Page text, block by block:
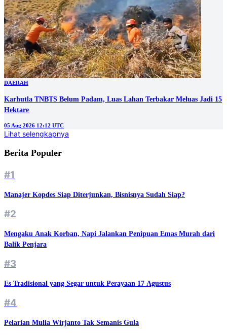
DAERAH
Karhutla TNBTS Belum Padam, Luas Lahan Terbakar Meluas Jadi 15
Hektare
05 Aug 2026 12:12 UTC
Lihat selengkapnya
Berita Populer
#1
Manajer Kopdes Siap Diterjunkan, Bisnisnya Sudah Siap?
#2
Mengaku Anak Korban, Napi Jalankan Penipuan Emas Murah dari
Balik Penjara
#3
Es Tradisional yang Segar untuk Perayaan 17 Agustus
#4
Pelarian Mulia Wirjanto Tak Semanis Gula